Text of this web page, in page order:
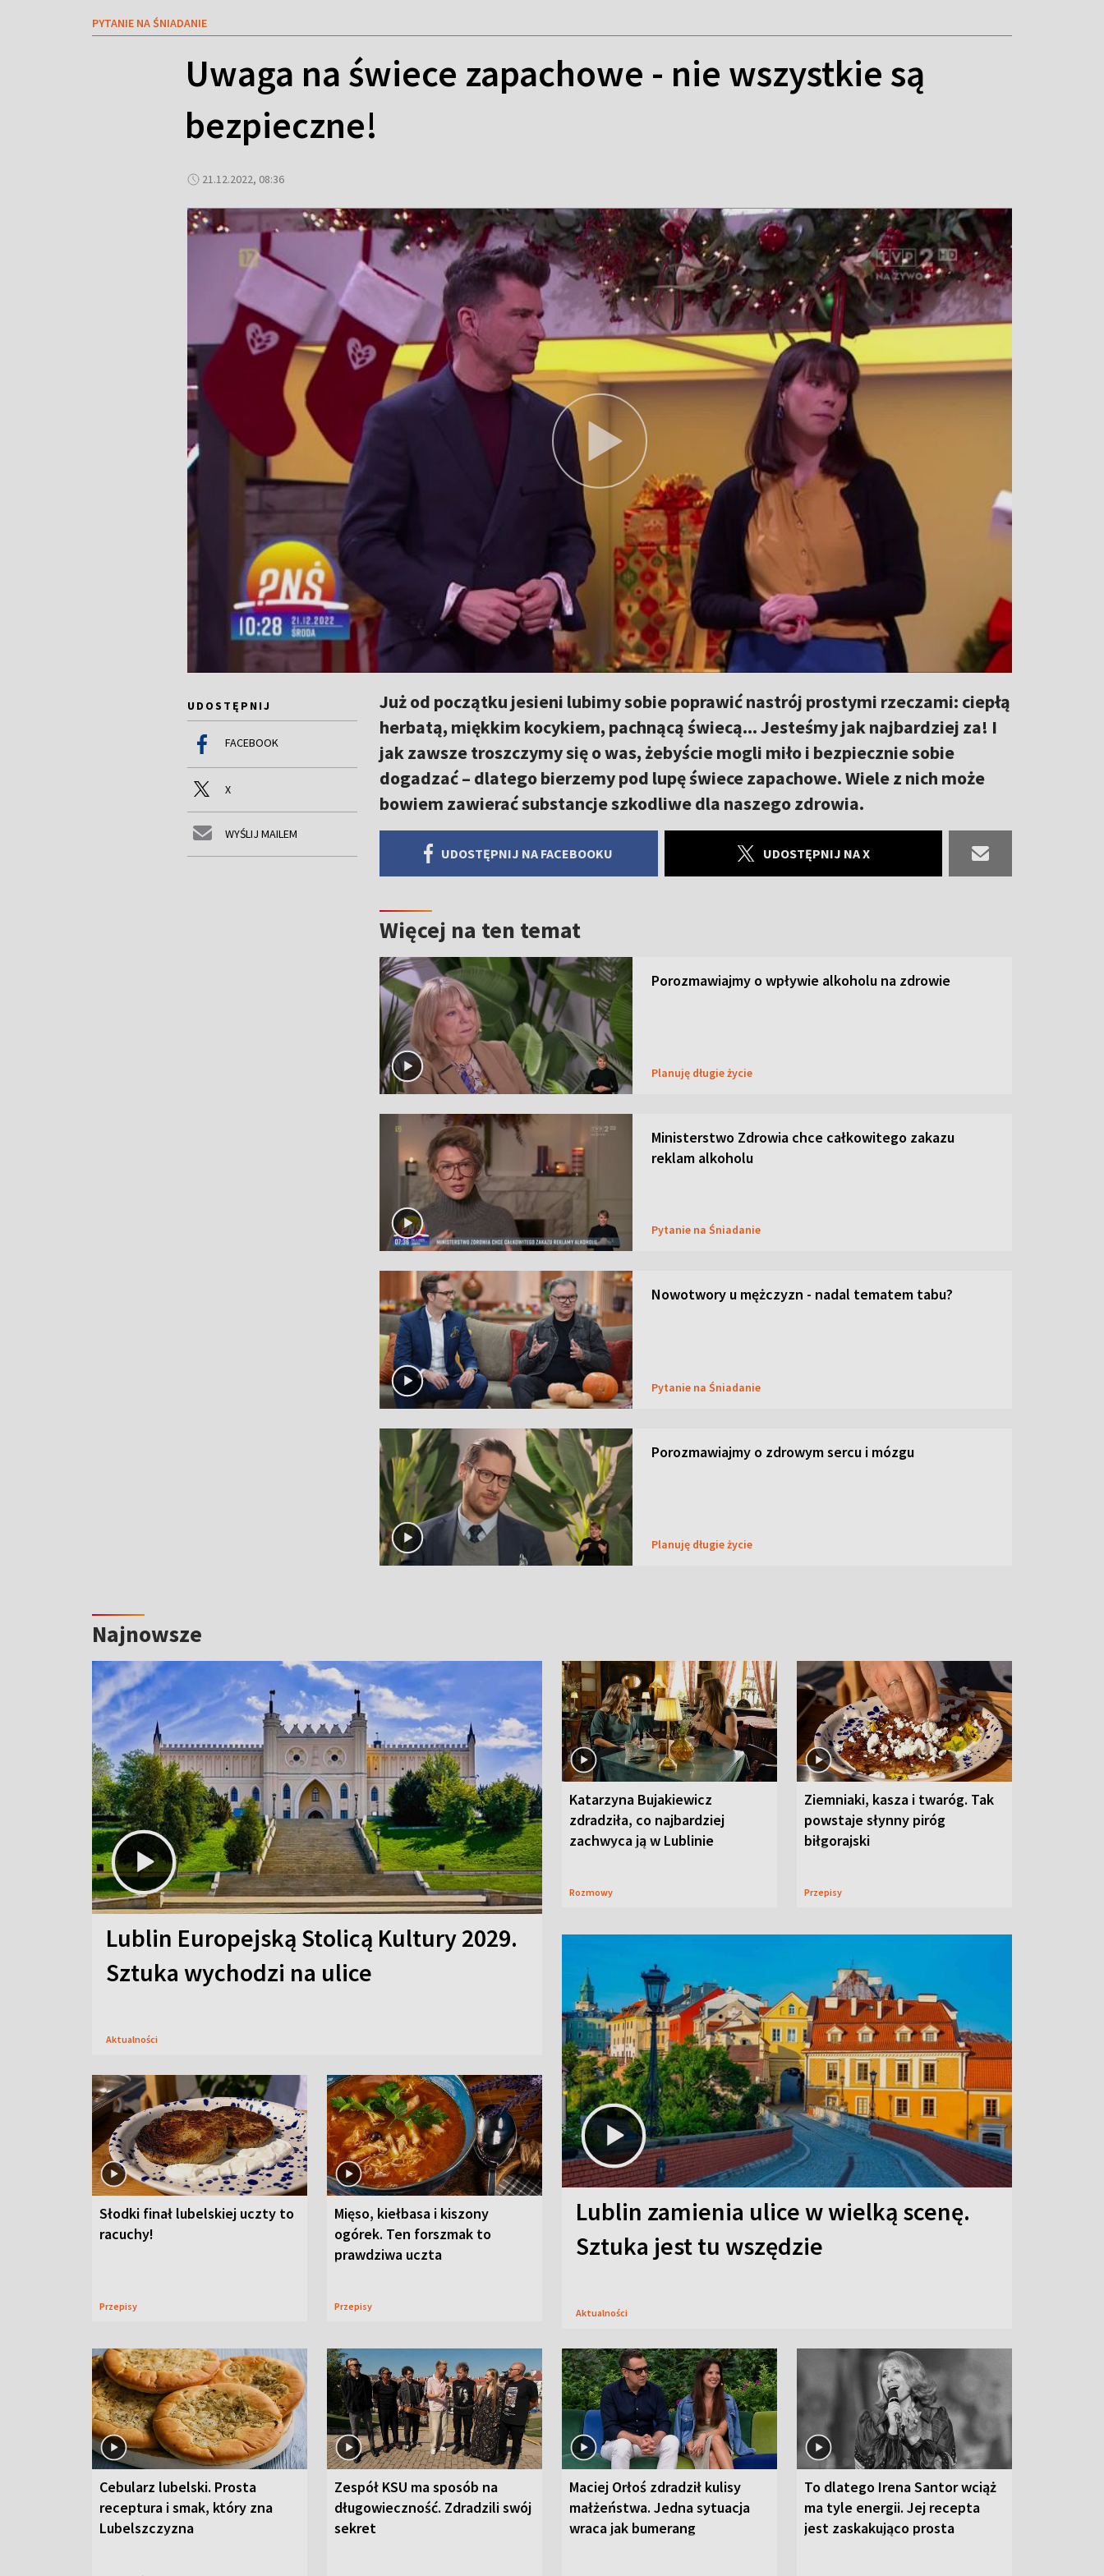
PYTANIE NA ŚNIADANIE
Uwaga na świece zapachowe - nie wszystkie są
bezpieczne!
21.12.2022, 08:36
UDOSTĘPNIJ
FACEBOOK
X
WYŚLIJ MAILEM
Już od początku jesieni lubimy sobie poprawić nastrój prostymi rzeczami: ciepłą
herbatą, miękkim kocykiem, pachnącą świecą... Jesteśmy jak najbardziej za! I
jak zawsze troszczymy się o was, żebyście mogli miło i bezpiecznie sobie
dogadzać – dlatego bierzemy pod lupę świece zapachowe. Wiele z nich może
bowiem zawierać substancje szkodliwe dla naszego zdrowia.
UDOSTĘPNIJ NA FACEBOOKU UDOSTĘPNIJ NA X
Więcej na ten temat
Porozmawiajmy o wpływie alkoholu na zdrowie
Planuję długie życie
Ministerstwo Zdrowia chce całkowitego zakazu
reklam alkoholu
Pytanie na Śniadanie
Nowotwory u mężczyzn - nadal tematem tabu?
Pytanie na Śniadanie
Porozmawiajmy o zdrowym sercu i mózgu
Planuję długie życie
Najnowsze
Lublin Europejską Stolicą Kultury 2029.
Sztuka wychodzi na ulice
Aktualności
Katarzyna Bujakiewicz
zdradziła, co najbardziej
zachwyca ją w Lublinie
Rozmowy
Ziemniaki, kasza i twaróg. Tak
powstaje słynny piróg
biłgorajski
Przepisy
Słodki finał lubelskiej uczty to
racuchy!
Przepisy
Mięso, kiełbasa i kiszony
ogórek. Ten forszmak to
prawdziwa uczta
Przepisy
Lublin zamienia ulice w wielką scenę.
Sztuka jest tu wszędzie
Aktualności
Cebularz lubelski. Prosta
receptura i smak, który zna
Lubelszczyzna
Zespół KSU ma sposób na
długowieczność. Zdradzili swój
sekret
Maciej Orłoś zdradził kulisy
małżeństwa. Jedna sytuacja
wraca jak bumerang
To dlatego Irena Santor wciąż
ma tyle energii. Jej recepta
jest zaskakująco prosta